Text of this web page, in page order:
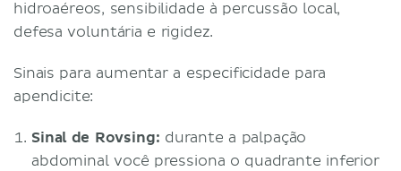
hidroaéreos, sensibilidade à percussão local,
defesa voluntária e rigidez.
Sinais para aumentar a especificidade para
apendicite:
Sinal de Rovsing: durante a palpação
abdominal você pressiona o quadrante inferior